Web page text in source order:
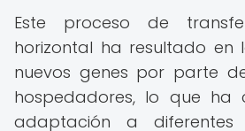
Este proceso de
horizontal ha resultado en
nuevos genes por parte
hospedadores, lo que ha
adaptación a